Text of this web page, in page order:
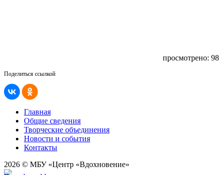
просмотрено: 98
Поделиться ссылкой
Главная
Общие сведения
Творческие объединения
Новости и события
Контакты
2026 © МБУ «Центр «Вдохновение»